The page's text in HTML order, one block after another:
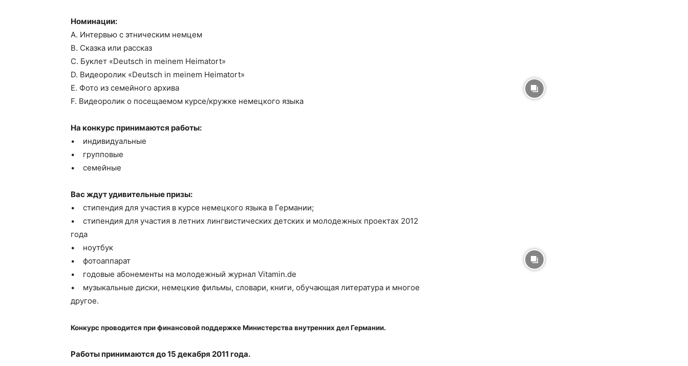
Номинации:
А. Интервью с этническим немцем
B. Сказка или рассказ
C. Буклет «Deutsch in meinem Heimatort»
D. Видеоролик «Deutsch in meinem Heimatort»
E. Фото из семейного архива
F. Видеоролик о посещаемом курсе/кружке немецкого языка
На конкурс принимаются работы:
• индивидуальные
• групповые
• семейные
Вас ждут удивительные призы:
• стипендия для участия в курсе немецкого языка в Германии;
• стипендия для участия в летних лингвистических детских и молодежных проектах 2012
года
• ноутбук
• фотоаппарат
• годовые абонементы на молодежный журнал Vitamin.de
• музыкальные диски, немецкие фильмы, словари, книги, обучающая литература и многое
другое.
Конкурс проводится при финансовой поддержке Министерства внутренних дел Германии.
Работы принимаются до 15 декабря 2011 года.